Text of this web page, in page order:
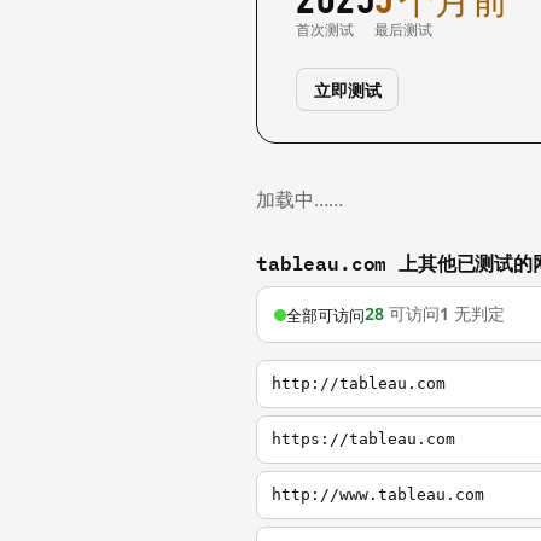
首次测试 最后测试
立即测试
加载中……
tableau.com 上其他已测试的
全部可访问28 可访问1 无判定
http://tableau.com
https://tableau.com
http://www.tableau.com